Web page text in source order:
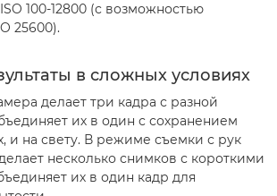
100-12800 (с возможностью
25600).
в сложных условиях
делает три кадра с разной
их в один с сохранением
и на свету. В режиме съемки с рук
несколько снимков с короткими
их в один кадр для